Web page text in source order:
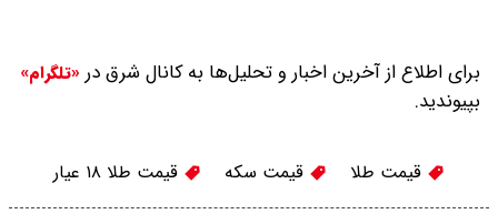
برای اطلاع از آخرین اخبار و تحلیل‌ها به کانال شرق در «تلگرام»
بپیوندید.
قیمت طلا قیمت سکه قیمت طلا ۱۸ عیار